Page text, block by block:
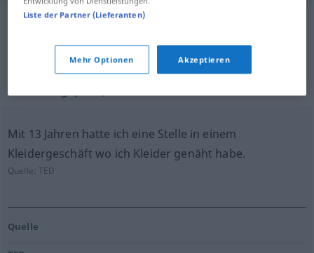
für "dressmaker"
(nicht von der Langenscheidt Redaktion
Mit 13 Jahren hatte ich eine Stelle in einem
Kleidergeschäft wo ich Kleider genäht habe.
Quelle:TED
Quelle
Liste der Partner (Lieferanten)
Mehr Optionen Akzeptieren